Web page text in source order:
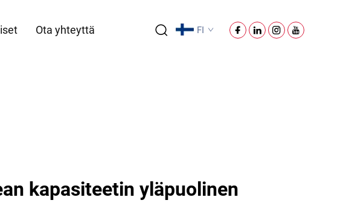
Ota yhteyttä FI
kapasiteetin yläpuolinen